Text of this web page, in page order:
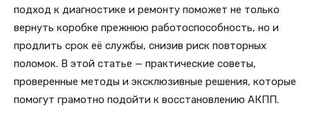
подход к диагностике и ремонту поможет не только
вернуть коробке прежнюю работоспособность, но и
продлить срок её службы, снизив риск повторных
поломок. В этой статье — практические советы,
проверенные методы и эксклюзивные решения, которые
помогут грамотно подойти к восстановлению АКПП.